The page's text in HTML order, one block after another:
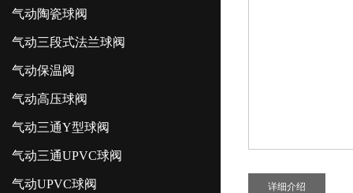
气动陶瓷球阀
气动三段式法兰球阀
气动保温阀
气动高压球阀
气动三通Y型球阀
气动三通UPVC球阀
气动UPVC球阀 详细介绍